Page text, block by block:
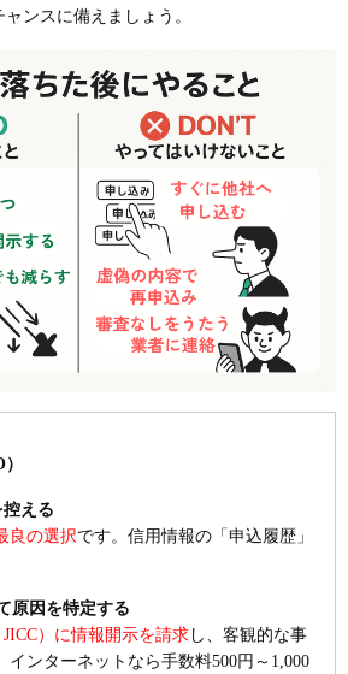
ンスに備えましょう。
える
良の選択です。信用情報の「申込履歴」
原因を特定する
）に情報開示を請求 し、客観的な事
インターネットなら手数料500円～1,000